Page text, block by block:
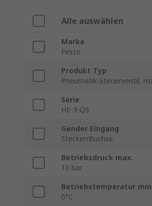
Alle auswählen
Marke
Festo
Produkt Typ
Pneumatik-Steuerventil,
Serie
HE-3-QS
Gender Eingang
Stecker/Buchse
Betriebsdruck max.
10 bar
Betriebstemperatur
0°C